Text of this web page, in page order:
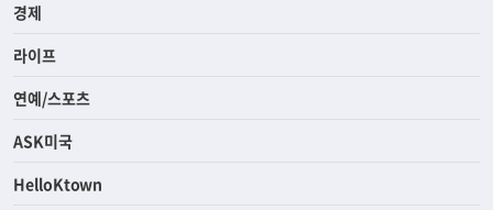
경제
라이프
연예/스포츠
ASK미국
HelloKtown